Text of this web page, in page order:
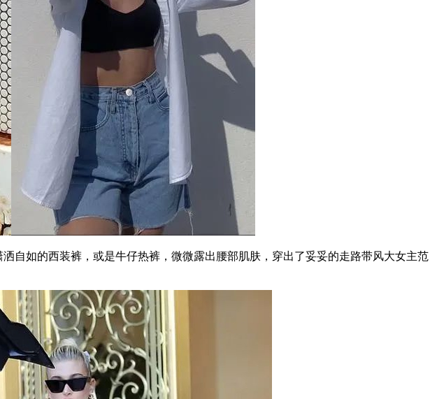
如的西装裤，或是牛仔热裤，微微露出腰部肌肤，穿出了妥妥的走路带风大女主范